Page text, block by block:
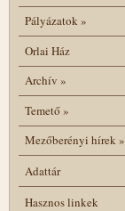
Pályázatok»
Orlai Ház
Archív »
Temető»
Mezőberényi hírek»
Adattár
Hasznos linkek